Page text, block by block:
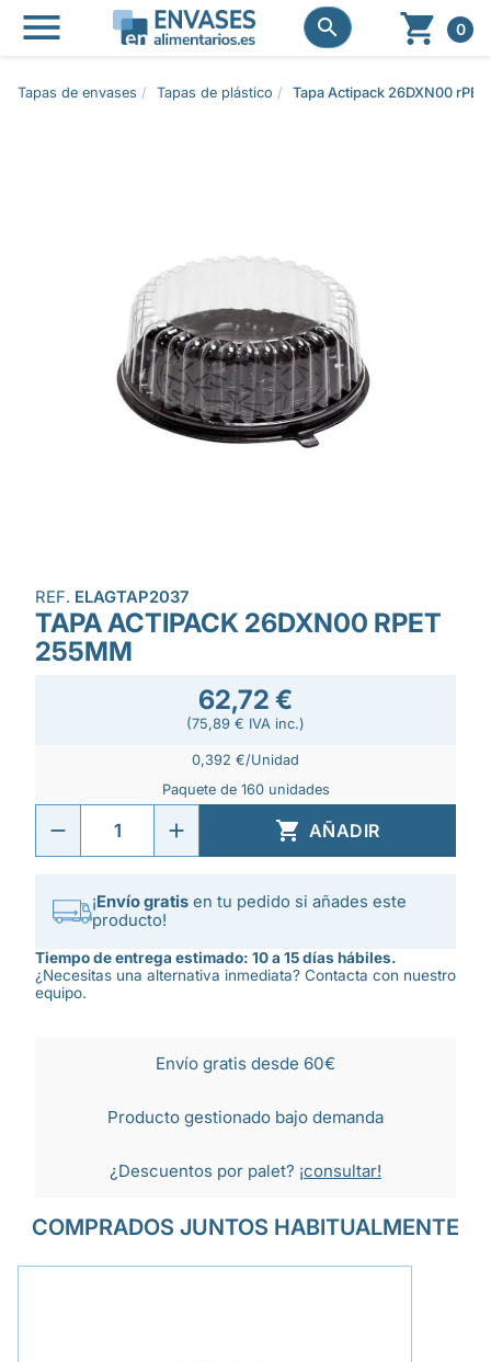
 
  0
Tapas de envases Tapas de plástico Tapa Actipack 26DXN00
REF. ELAGTAP2037
TAPA ACTIPACK 26DXN00 RPET
255MM
62,72 €
(75,89 € IVA inc.)
0,392 €/Unidad
Paquete de 160 unidades
 AÑADIR
¡Envío gratis en tu pedido si añades este
producto!
Tiempo de entrega estimado: 10 a 15 días hábiles.
¿Necesitas una alternativa inmediata? Contacta con nuestro
equipo.
Envío gratis desde 60€
Producto gestionado bajo demanda
¿Descuentos por palet? ¡consultar!
COMPRADOS JUNTOS HABITUALMENTE